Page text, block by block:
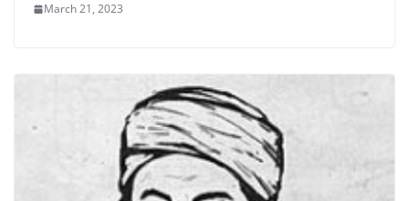
March 21, 2023